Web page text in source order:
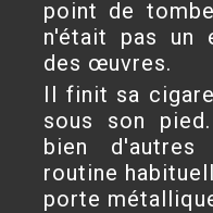
point de
n'était pas un
des œuvres.
Il finit sa
sous son
bien
routine
porte